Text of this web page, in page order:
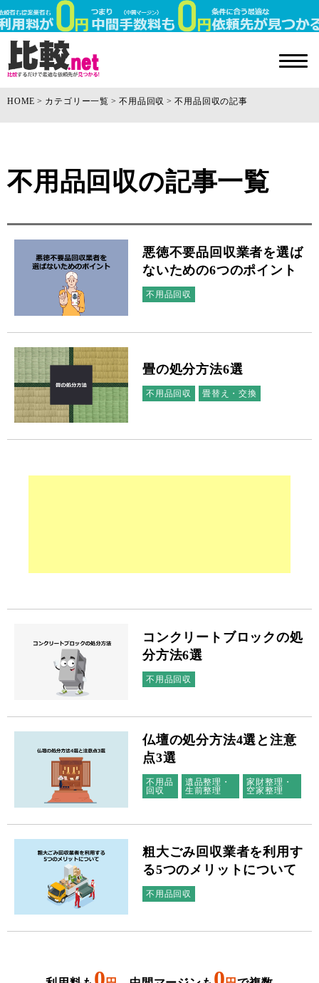
HOME カテゴリー一覧 不用品回収 不用品回収の記事
不用品回収の記事一覧
悪徳不要品回収業者を選ば
ないための6つのポイント
不用品回収
畳の処分方法6選
不用品回収 畳替え・交換
コンクリートブロックの処
分方法6選
不用品回収
仏壇の処分方法4選と注意
点3選
不用品
回収
遺品整理・
生前整理
家財整理・
空家整理
粗大ごみ回収業者を利用す
る5つのメリットについて
不用品回収